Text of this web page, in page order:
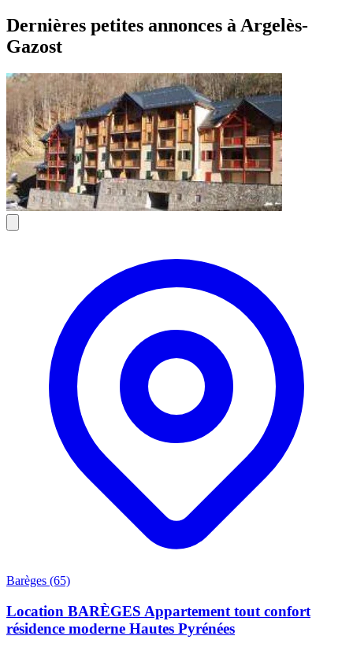
Dernières petites annonces à Argelès-
Gazost
Barèges (65)
Location BARÈGES Appartement tout confort
résidence moderne Hautes Pyrénées